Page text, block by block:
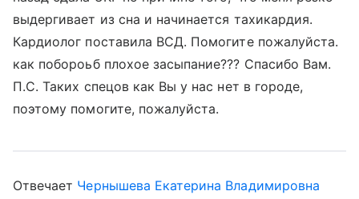
выдергивает из сна и начинается тахикардия.
Кардиолог поставила ВСД. Помогите пожалуйста.
как побороьб плохое засыпание??? Спасибо Вам.
П.С. Таких спецов как Вы у нас нет в городе,
поэтому помогите, пожалуйста.
Отвечает Чернышева Екатерина Владимировна